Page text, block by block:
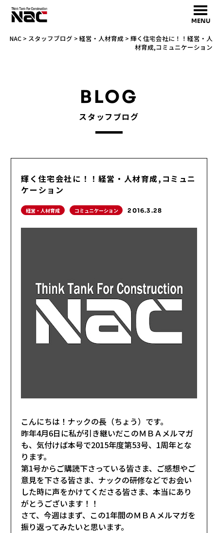
MENU
NAC> スタッフブログ > 経営・人材育成> 輝く住宅会社に！！経営・人
材育成,コミュニケーション
BLOG
スタッフブログ
輝く住宅会社に！！経営・人材育成,コミュニ
ケーション
経営・人材育成 コミュニケーション 2016.3.28
こんにちは！ナックの長（ちょう）です。
昨年4月6日に私が引き継いだこのＭＢＡメルマガ
も、気付けば本号で2015年度第53号、1周年とな
ります。
第1号からご購読下さっている皆さま、ご感想やご
意見を下さる皆さま、ナックの研修などでお会い
した時に声をかけてくださる皆さま、本当にあり
がとうございます！！
さて、今週はまず、この1年間のＭＢＡメルマガを
振り返ってみたいと思います。